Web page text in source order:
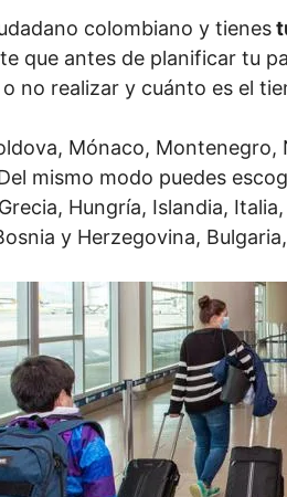
colombiano y tienes
que antes de planificar tu
no realizar y cuánto es el
Mónaco, Montenegro,
mismo modo puedes
Hungría, Islandia,
y Herzegovina,